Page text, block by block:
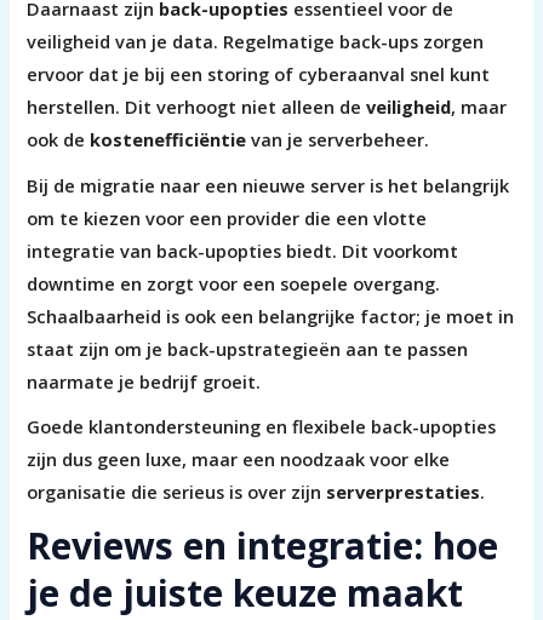
Daarnaast zijn back-upopties essentieel voor de
veiligheid van je data. Regelmatige back-ups zorgen
ervoor dat je bij een storing of cyberaanval snel kunt
herstellen. Dit verhoogt niet alleen deveiligheid, maar
ook de kostenefficiëntie van je serverbeheer.
Bij de migratie naar een nieuwe server is het belangrijk
om te kiezen voor een provider die een vlotte
integratie van back-upopties biedt. Dit voorkomt
downtime en zorgt voor een soepele overgang.
Schaalbaarheid is ook een belangrijke factor; je moet in
staat zijn om je back-upstrategieën aan te passen
naarmate je bedrijf groeit.
Goede klantondersteuning en flexibele back-upopties
zijn dus geen luxe, maar een noodzaak voor elke
organisatie die serieus is over zijn serverprestaties.
Reviews en integratie: hoe
je de juiste keuze maakt